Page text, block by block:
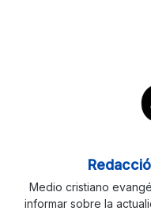
Medio cristiano
informar sobre la